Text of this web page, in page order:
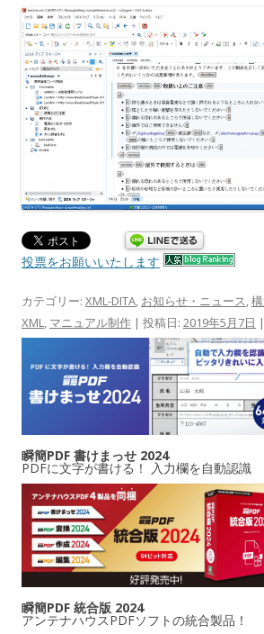
投票をお願いいたします
カテゴリー: XML-DITA, お知らせ・ニュース,
XML, マニュアル制作 | 投稿日: 2019年5月7日 |
瞬簡PDF 書けまっせ 2024
PDFに文字が書ける！ 入力欄を自動認識
瞬簡PDF 統合版 2024
アンテナハウスPDFソフトの統合製品！